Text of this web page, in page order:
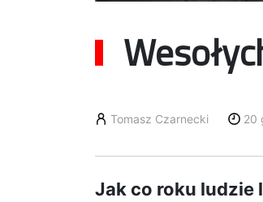
Tomasz Czarnecki 20
Jak co roku ludzie